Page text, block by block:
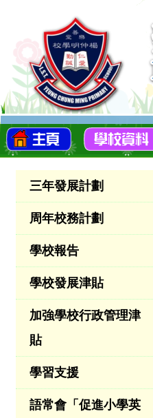
三年發展計劃
周年校務計劃
學校報告
學校發展津貼
加強學校行政管理津
貼
學習支援
語常會「促進小學英